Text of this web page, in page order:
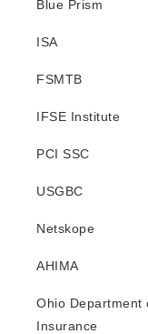
Blue Prism
ISA
FSMTB
IFSE Institute
PCI SSC
USGBC
Netskope
AHIMA
Ohio Department
Insurance